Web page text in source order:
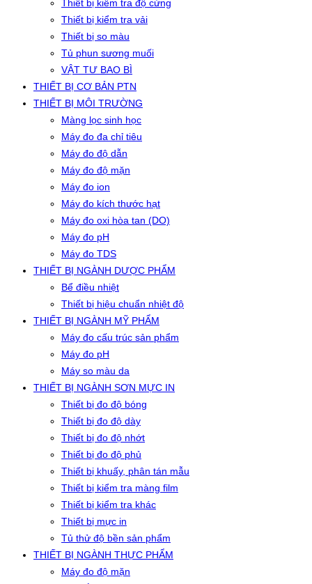
Thiết bị kiểm tra độ cứng
Thiết bị kiểm tra vải
Thiết bị so màu
Tủ phun sương muối
VẬT TƯ BAO BÌ
THIẾT BỊ CƠ BẢN PTN
THIẾT BỊ MÔI TRƯỜNG
Màng lọc sinh học
Máy đo đa chỉ tiêu
Máy đo độ dẫn
Máy đo độ mặn
Máy đo ion
Máy đo kích thước hạt
Máy đo oxi hòa tan (DO)
Máy đo pH
Máy đo TDS
THIẾT BỊ NGÀNH DƯỢC PHẨM
Bể điều nhiệt
Thiết bị hiệu chuẩn nhiệt độ
THIẾT BỊ NGÀNH MỸ PHẨM
Máy đo cấu trúc sản phẩm
Máy đo pH
Máy so màu da
THIẾT BỊ NGÀNH SƠN MỰC IN
Thiết bị đo độ bóng
Thiết bị đo độ dày
Thiết bị đo độ nhớt
Thiết bị đo độ phủ
Thiết bị khuấy, phân tán mẫu
Thiết bị kiểm tra màng film
Thiết bị kiểm tra khác
Thiết bị mực in
Tủ thử độ bền sản phẩm
THIẾT BỊ NGÀNH THỰC PHẨM
Máy đo độ mặn